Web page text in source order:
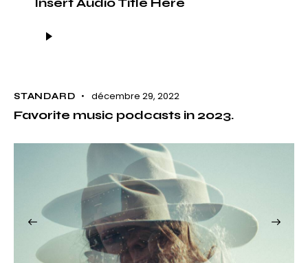
audio
STANDARD décembre 29, 2022
Favorite music podcasts in 2023.